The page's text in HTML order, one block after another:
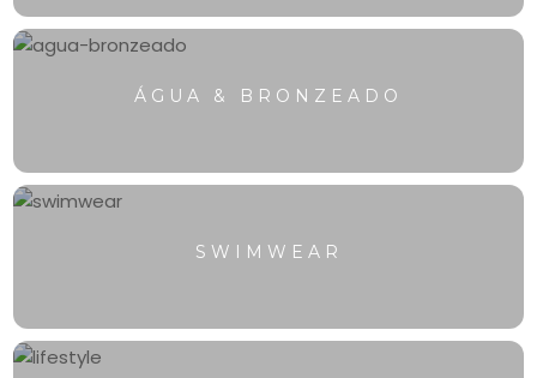
ÁGUA & BRONZEADO
SWIMWEAR